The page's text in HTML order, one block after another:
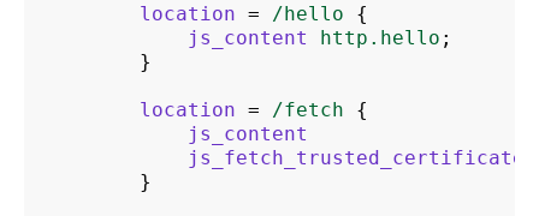
location = /hello
{
js_content
http.hello ;
}
location = /fetch
{
js_content
js_fetch_trusted_certificate
}